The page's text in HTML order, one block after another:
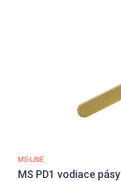
MS-LINE
MS PD1 vodiace pásy